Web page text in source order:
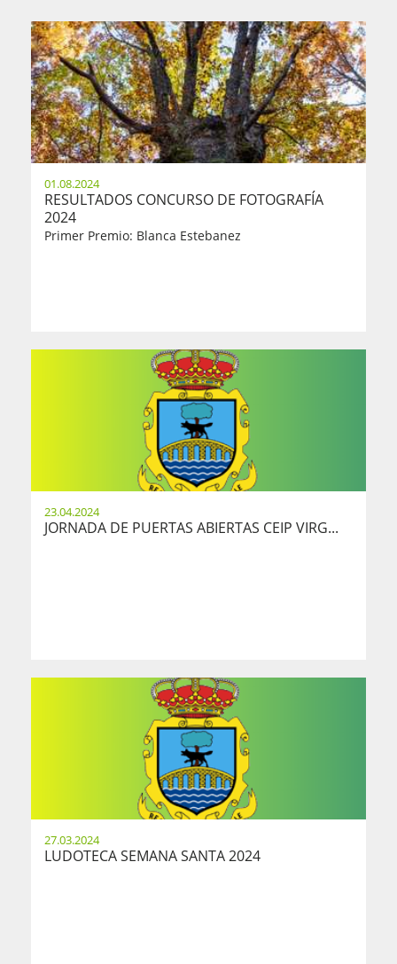
01.08.2024
RESULTADOS CONCURSO DE FOTOGRAFÍA
2024
Primer Premio: Blanca Estebanez
23.04.2024
JORNADA DE PUERTAS ABIERTAS CEIP VIRG...
27.03.2024
LUDOTECA SEMANA SANTA 2024